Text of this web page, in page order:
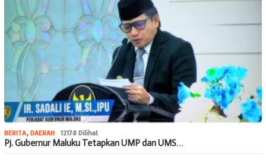
BERITA, DAERAH 12178 Dilihat
Pj. Gubernur Maluku Tetapkan UMP dan UMS…